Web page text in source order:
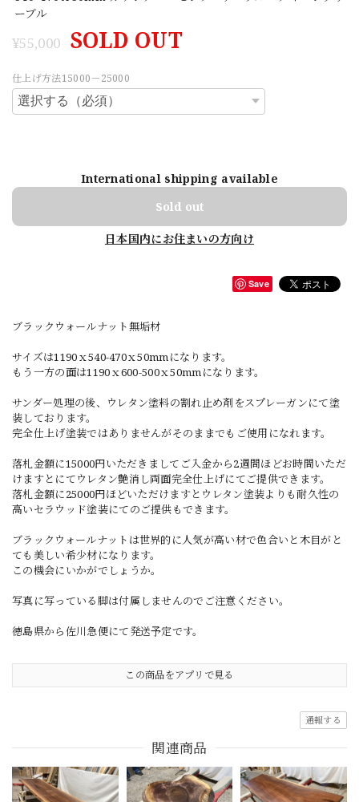
ーブル
¥55,000 SOLD OUT
仕上げ方法15000－25000
International shipping available
Sold out
日本国内にお住まいの方向け
Save
ブラックウォールナット無垢材
サイズは1190ｘ540-470ｘ50mmになります。
もう一方の面は1190ｘ600-500ｘ50mmになります。
サンダー処理の後、ウレタン塗料の割れ止め剤をスプレーガンにて塗
装しております。
完全仕上げ塗装ではありませんがそのままでもご使用になれます。
落札金額に15000円いただきましてご入金から2週間ほどお時間いただ
けますとにてウレタン艶消し両面完全仕上げにてご提供できます。
落札金額に25000円ほどいただけますとウレタン塗装よりも耐久性の
高いセラウッド塗装にてのご提供もできます。
ブラックウォールナットは世界的に人気が高い材で色合いと木目がと
ても美しい希少材になります。
この機会にいかがでしょうか。
写真に写っている脚は付属しませんのでご注意ください。
徳島県から佐川急便にて発送予定です。
この商品をアプリで見る
通報する
関連商品